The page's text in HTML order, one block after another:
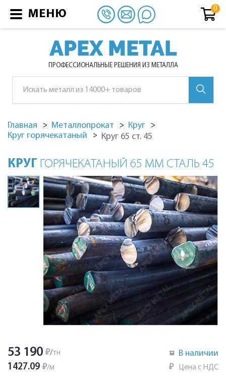
APEX METAL
ПРОФЕССИОНАЛЬНЫЕ РЕШЕНИЯ ИЗ МЕТАЛЛА
Главная Металлопрокат
Круг
Круг горячекатаный
Круг 65 ст. 45
КРУГ ГОРЯЧЕКАТАНЫЙ 65 ММ СТАЛЬ 45
53 190 ₽/тн
1427.09 ₽/м
В наличии
₽ Цена с НДС
МЕНЮ